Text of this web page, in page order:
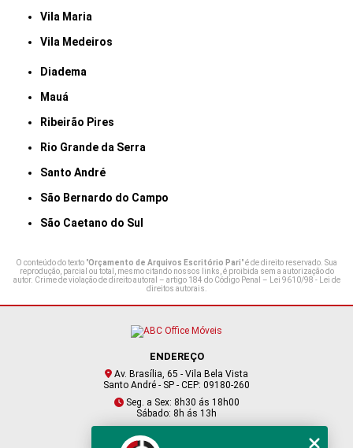
Vila Maria
Vila Medeiros
Diadema
Mauá
Ribeirão Pires
Rio Grande da Serra
Santo André
São Bernardo do Campo
São Caetano do Sul
O conteúdo do texto "Orçamento de Arquivos Escritório Pari" é de direito reservado. Sua
reprodução, parcial ou total, mesmo citando nossos links, é proibida sem a autorização do
autor. Crime de violação de direito autoral – artigo 184 do Código Penal – Lei 9610/98 - Lei de
direitos autorais.
ENDEREÇO
Av. Brasília, 65 - Vila Bela Vista
Santo André - SP - CEP: 09180-260
Seg. a Sex: 8h30 ás 18h00
Sábado: 8h ás 13h
CONTATO